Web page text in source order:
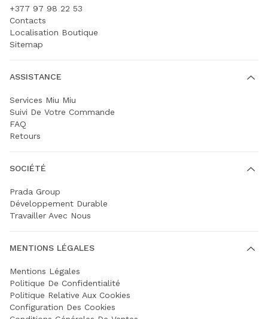
+377 97 98 22 53
Contacts
Localisation Boutique
Sitemap
ASSISTANCE
Services Miu Miu
Suivi De Votre Commande
FAQ
Retours
SOCIÉTÉ
Prada Group
Développement Durable
Travailler Avec Nous
MENTIONS LÉGALES
Mentions Légales
Politique De Confidentialité
Politique Relative Aux Cookies
Configuration Des Cookies